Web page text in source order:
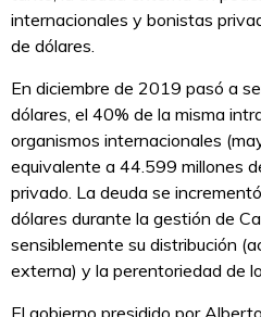
internacionales y bonistas
de dólares.
En diciembre de 2019 pasó a
dólares, el 40% de la misma
organismos internacionales
equivalente a 44.599 millones
privado. La deuda se
dólares durante la gestión de
sensiblemente su distribución
externa) y la perentoriedad de
El gobierno presidido por